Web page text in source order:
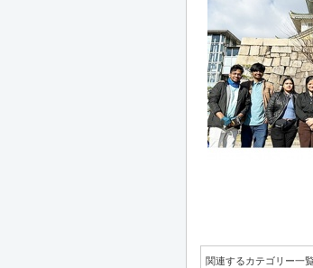
関連するカテゴリー一